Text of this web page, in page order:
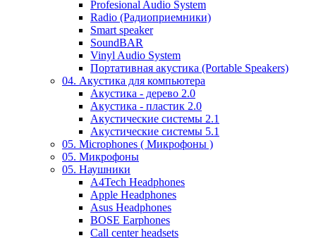
Profesional Audio System
Radio (Радиоприемники)
Smart speaker
SoundBAR
Vinyl Audio System
Портативная акустика (Portable Speakers)
04. Акустика для компьютера
Акустика - дерево 2.0
Акустика - пластик 2.0
Акустические системы 2.1
Акустические системы 5.1
05. Microphones ( Микрофоны )
05. Микрофоны
05. Наушники
A4Tech Headphones
Apple Headphones
Asus Headphones
BOSE Earphones
Call center headsets